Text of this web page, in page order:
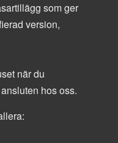
som ger
version,
när du
hos oss.